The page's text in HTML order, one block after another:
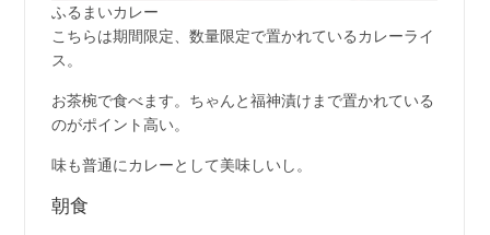
ふるまいカレー
こちらは期間限定、数量限定で置かれているカレーライ
ス。
お茶椀で食べます。ちゃんと福神漬けまで置かれている
のがポイント高い。
味も普通にカレーとして美味しいし。
朝食